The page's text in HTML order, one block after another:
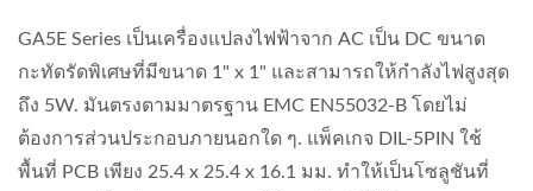
GA5E Series เป็นเครื่องแปลงไฟฟ้าจาก AC เป็น DC ขนาด
กะทัดรัดพิเศษที่มีขนาด 1" x 1" และสามารถให้กำลังไฟสูงสุด
ถึง 5W. มันตรงตามมาตรฐาน EMC EN55032-B โดยไม่
ต้องการส่วนประกอบภายนอกใด ๆ. แพ็คเกจ DIL-5PIN ใช้
พื้นที่ PCB เพียง 25.4 x 25.4 x 16.1 มม. ทำให้เป็นโซลูชันที่